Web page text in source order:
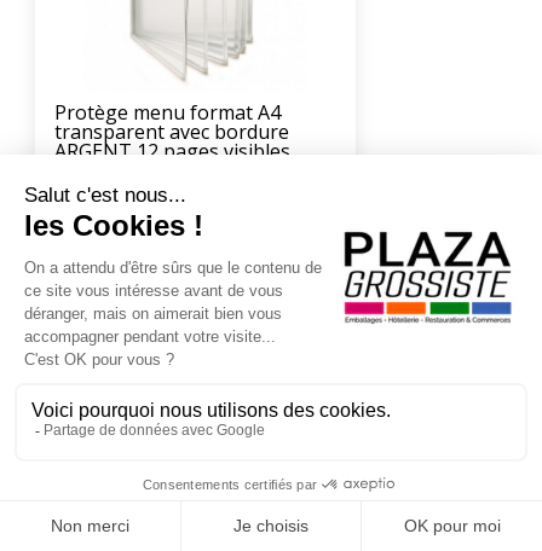
Protège menu format A4
transparent avec bordure
ARGENT 12 pages visibles
(194.95) 23 x 31.7 cm
.90
des fins statistiques et commerciales.
OK